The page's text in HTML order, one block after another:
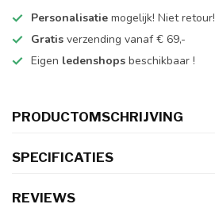
Personalisatie mogelijk! Niet retour!
Gratis verzending vanaf € 69,-
Eigen ledenshops beschikbaar !
PRODUCTOMSCHRIJVING
SPECIFICATIES
REVIEWS